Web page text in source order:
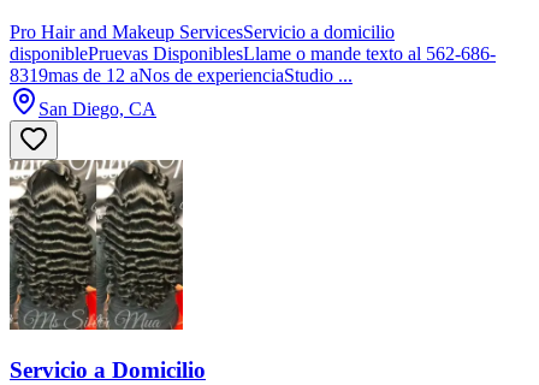
Pro Hair and Makeup ServicesServicio a domicilio
disponiblePruevas DisponiblesLlame o mande texto al 562-686-
8319mas de 12 aNos de experienciaStudio ...
San Diego, CA
Servicio a Domicilio